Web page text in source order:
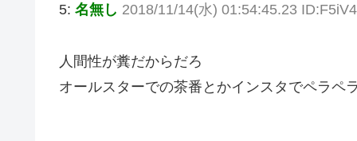
5: 名無し 2018/11/14(水) 01:54:45.23
人間性が糞だからだろ
オールスターでの茶番とかインスタでペラペ